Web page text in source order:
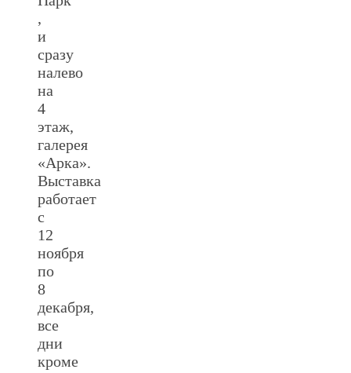
,
и
сразу
налево
на
4
этаж,
галерея
«Арка».
Выставка
работает
с
12
ноября
по
8
декабря,
все
дни
кроме